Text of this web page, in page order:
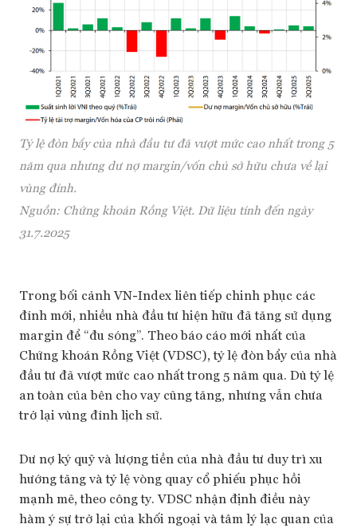
Tỷ lệ đòn bẩy của nhà đầu tư đã vượt mức cao nhất trong 5
năm qua nhưng dư nợ margin/vốn chủ sở hữu chưa về lại
vùng đỉnh.
Nguồn: Chứng khoán Rồng Việt. Dữ liệu tính đến ngày
31.7.2025
Trong bối cảnh VN-Index liên tiếp chinh phục các
đỉnh mới, nhiều nhà đầu tư hiện hữu đã tăng sử dụng
margin để “đu sóng”. Theo báo cáo mới nhất của
Chứng khoán Rồng Việt (VDSC), tỷ lệ đòn bẩy của nhà
đầu tư đã vượt mức cao nhất trong 5 năm qua. Dù tỷ lệ
an toàn của bên cho vay cũng tăng, nhưng vẫn chưa
trở lại vùng đỉnh lịch sử.
Dư nợ ký quỹ và lượng tiền của nhà đầu tư duy trì xu
hướng tăng và tỷ lệ vòng quay cổ phiếu phục hồi
mạnh mẽ, theo công ty. VDSC nhận định điều này
hàm ý sự trở lại của khối ngoại và tâm lý lạc quan của